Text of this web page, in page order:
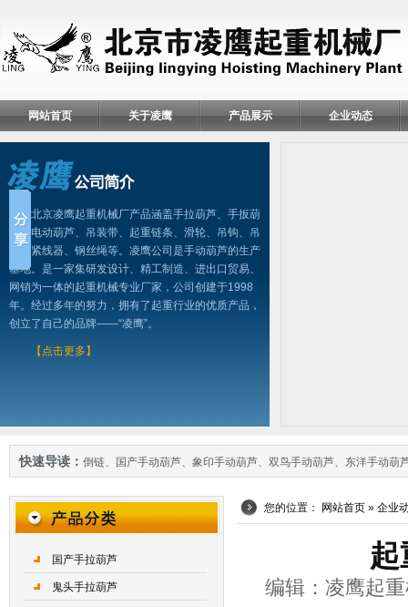
网站首页 关于凌鹰 产品展示 企业动态
北京凌鹰起重机械厂产品涵盖手拉葫芦、手扳葫
芦、电动葫芦、吊装带、起重链条、滑轮、吊钩、吊
具、紧线器、钢丝绳等。凌鹰公司是手动葫芦的生产
基地。是一家集研发设计、精工制造、进出口贸易、
网销为一体的起重机械专业厂家，公司创建于1998
年。经过多年的努力，拥有了起重行业的优质产品，
创立了自己的品牌——“凌鹰”。
【点击更多】
快速导读： 倒链、 国产手动葫芦、 象印手动葫芦、 双鸟手动葫芦、 东洋手动葫
您的位置： 网站首页 » 企业
编辑：凌鹰起
国产手拉葫芦
鬼头手拉葫芦